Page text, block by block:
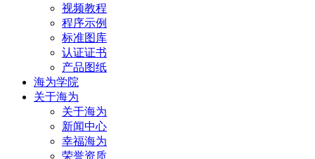
视频教程
程序示例
标准图库
认证证书
产品图纸
海为学院
关于海为
关于海为
新闻中心
幸福海为
荣誉资质